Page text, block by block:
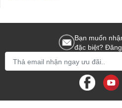
Bạn muốn
đặc biệt?